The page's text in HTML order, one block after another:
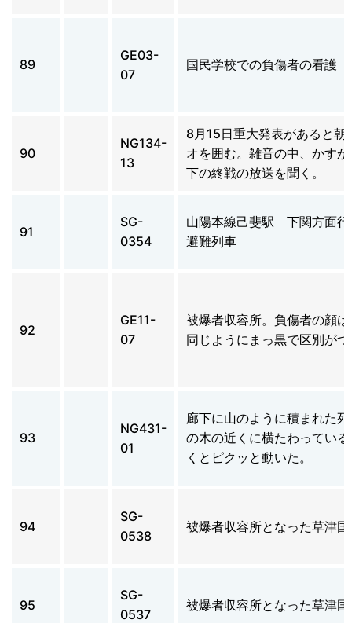
89
GE03-
07
国民学校での負傷者の看護
90
NG134-
13
8月15日重大発表があると朝
オを囲む。雑音の中、かす
下の終戦の放送を聞く。
91
SG-
0354
山陽本線己斐駅 下関方面
避難列車
92
GE11-
07
被爆者収容所。負傷者の顔
同じようにまっ黒で区別が
93
NG431-
01
廊下に山のように積まれた
の木の近くに横たわってい
くとピクッと動いた。
94
SG-
0538
被爆者収容所となった草津
95
SG-
0537
被爆者収容所となった草津